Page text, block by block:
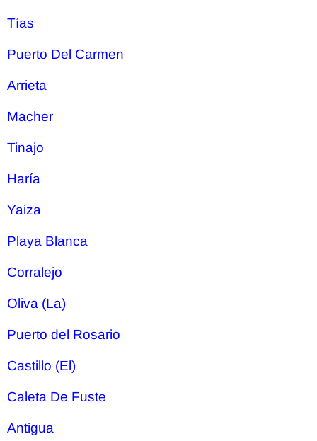
Tías
Puerto Del Carmen
Arrieta
Macher
Tinajo
Haría
Yaiza
Playa Blanca
Corralejo
Oliva (La)
Puerto del Rosario
Castillo (El)
Caleta De Fuste
Antigua